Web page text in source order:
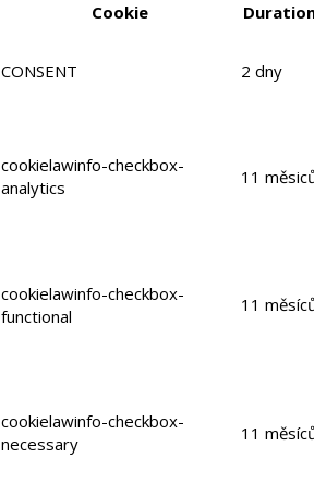
Cookie
CONSENT 2 dny
cookielawinfo-checkbox-
analytics
11
cookielawinfo-checkbox-
functional
11
cookielawinfo-checkbox-
necessary
11